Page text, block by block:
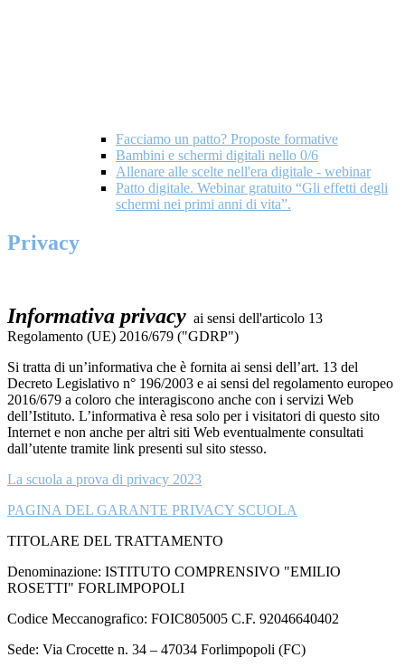
Facciamo un patto? Proposte formative
Bambini e schermi digitali nello 0/6
Allenare alle scelte nell'era digitale - webinar
Patto digitale. Webinar gratuito “Gli effetti degli
schermi nei primi anni di vita”.
Privacy
Informativa privacy ai sensi dell'articolo 13
Regolamento (UE) 2016/679 ("GDRP")
Si tratta di un’informativa che è fornita ai sensi dell’art. 13 del
Decreto Legislativo n° 196/2003 e ai sensi del regolamento europeo
2016/679 a coloro che interagiscono anche con i servizi Web
dell’Istituto. L’informativa è resa solo per i visitatori di questo sito
Internet e non anche per altri siti Web eventualmente consultati
dall’utente tramite link presenti sul sito stesso.
La scuola a prova di privacy 2023
PAGINA DEL GARANTE PRIVACY SCUOLA
TITOLARE DEL TRATTAMENTO
Denominazione: ISTITUTO COMPRENSIVO "EMILIO
ROSETTI" FORLIMPOPOLI
Codice Meccanografico: FOIC805005 C.F. 92046640402
Sede: Via Crocette n. 34 – 47034 Forlimpopoli (FC)